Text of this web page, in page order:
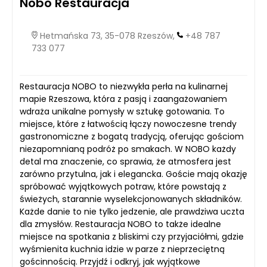
Hetmańska 73, 35-078 Rzeszów,
+48 787
733 077
Restauracja NOBO to niezwykła perła na kulinarnej
mapie Rzeszowa, która z pasją i zaangażowaniem
wdraża unikalne pomysły w sztukę gotowania. To
miejsce, które z łatwością łączy nowoczesne trendy
gastronomiczne z bogatą tradycją, oferując gościom
niezapomnianą podróż po smakach. W NOBO każdy
detal ma znaczenie, co sprawia, że atmosfera jest
zarówno przytulna, jak i elegancka. Goście mają okazję
spróbować wyjątkowych potraw, które powstają z
świeżych, starannie wyselekcjonowanych składników.
Każde danie to nie tylko jedzenie, ale prawdziwa uczta
dla zmysłów. Restauracja NOBO to także idealne
miejsce na spotkania z bliskimi czy przyjaciółmi, gdzie
wyśmienita kuchnia idzie w parze z nieprzeciętną
gościnnością. Przyjdź i odkryj, jak wyjątkowe